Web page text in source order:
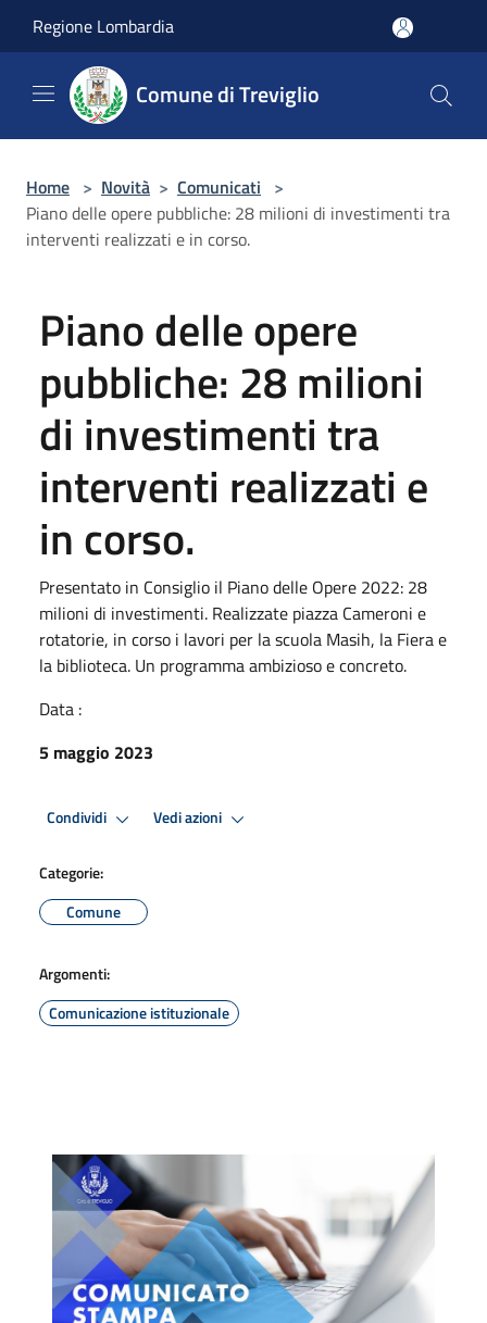
Regione Lombardia
Comune di Treviglio
Home > Novità > Comunicati >
Piano delle opere pubbliche: 28 milioni di investimenti tra
interventi realizzati e in corso.
Piano delle opere
pubbliche: 28 milioni
di investimenti tra
interventi realizzati e
in corso.
Presentato in Consiglio il Piano delle Opere 2022: 28
milioni di investimenti. Realizzate piazza Cameroni e
rotatorie, in corso i lavori per la scuola Masih, la Fiera e
la biblioteca. Un programma ambizioso e concreto.
Data :
5 maggio 2023
Condividi Vedi azioni
Categorie:
Comune
Argomenti:
Comunicazione istituzionale